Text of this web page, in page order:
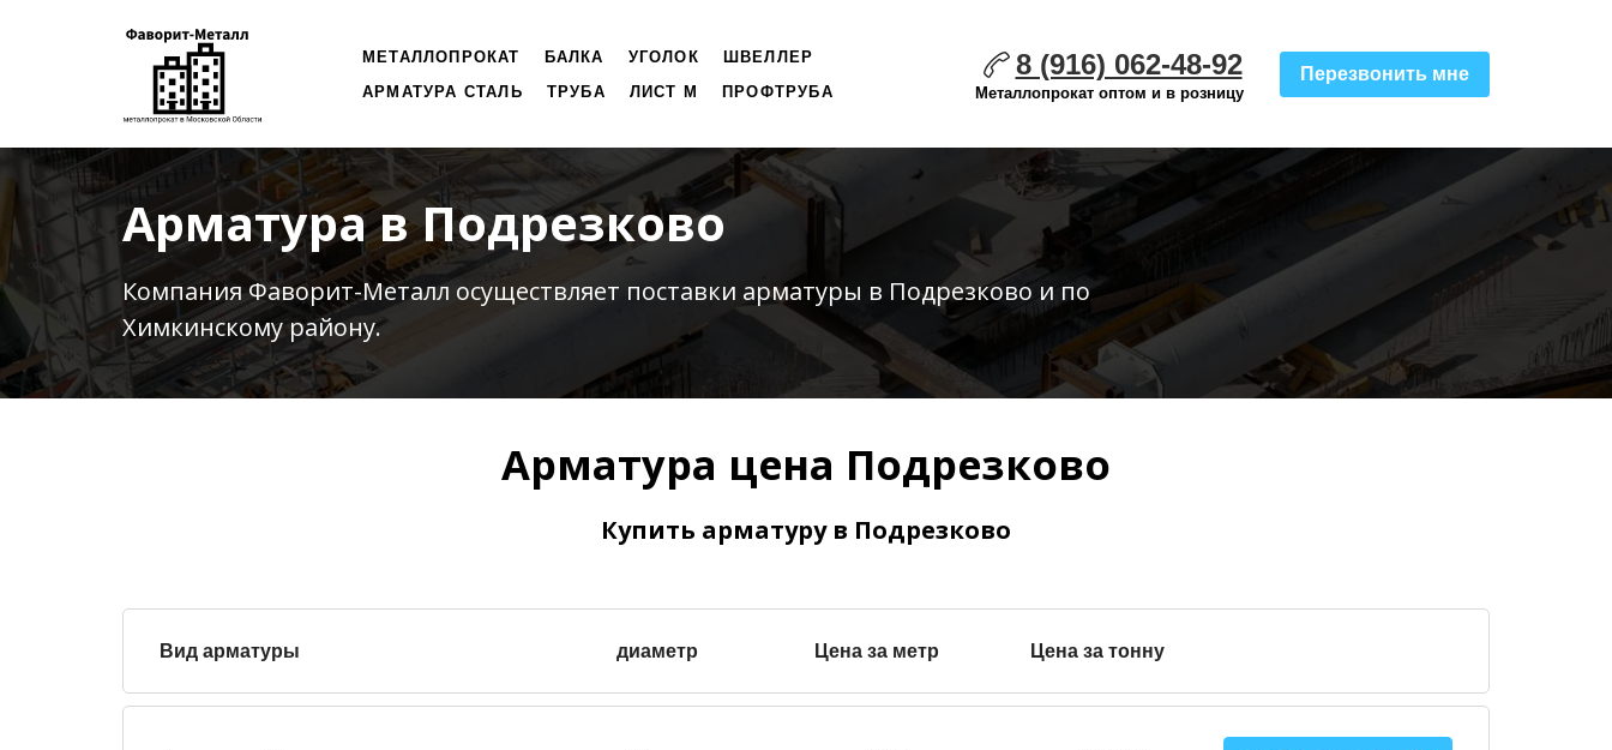
МЕТАЛЛОПРОКАТ БАЛКА УГОЛОК
ШВЕЛЛЕР
АРМАТУРА СТАЛЬ
ТРУБА ЛИСТ М ПРОФТРУБА
8 (916) 062-48-92
Металлопрокат оптом и в розницу
Перезвонить мне
Арматура в Подрезково
Компания Фаворит-Металл осуществляет поставки арматуры в Подрезково и по
Химкинскому району.
Арматура цена Подрезково
Купить арматуру в Подрезково
Вид арматуры диаметр Цена за метр Цена за тонну